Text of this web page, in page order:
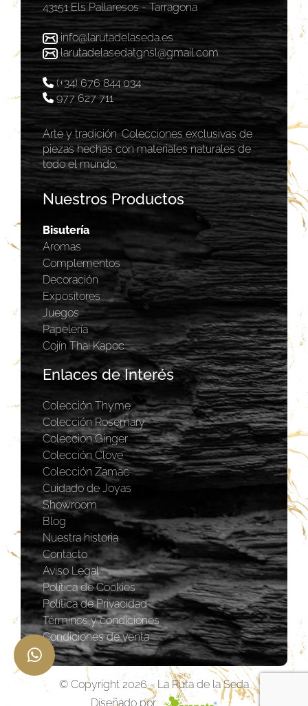
43151 Els Pallaresos - Tarragona
info@larutadelaseda.es
larutadelasedatgnsl@gmail.com
(+34) 676 844 034
977 627 711
Arte y tradición. Colecciones exclusivas de
piezas hechas con materiales naturales de
todo el mundo.
Nuestros Productos
Bisutería
Aromas
Complementos
Decoración
Expositores
Juegos
Papelería
Cojín Thai Kapoc
Enlaces de Interés
Colección Thyme
Colección Rosemary
Coleccion Ginger
Colección Clove
Colección Zamac
Cuidado de Joyas
Showroom
Blog
Nuestra historia
Contacto
Aviso Legal
Política de Cookies
Política de Privacidad
Términos y condiciones
Condiciones de venta
© Copyright 2026 - La Ruta de la Seda
Diseñado por: